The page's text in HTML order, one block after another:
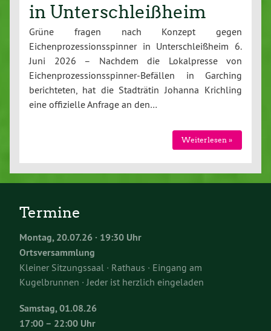
in Unterschleißheim
Grüne fragen nach Konzept gegen
Eichenprozessionsspinner in Unterschleißheim 6.
Juni 2026 – Nachdem die Lokalpresse von
Eichenprozessionsspinner-Befällen in Garching
berichteten, hat die Stadträtin Johanna Krichling
eine offizielle Anfrage an den…
Weiterlesen »
Termine
Montag, 20.07.26 · 19:30 Uhr
Ortsversammlung
Kleiner Sitzungssaal · Rathaus · Eingang am
Kugelbrunnen · Jeder ist herzlich eingeladen
Samstag, 01.08.26
17:00 – 22:00 Uhr